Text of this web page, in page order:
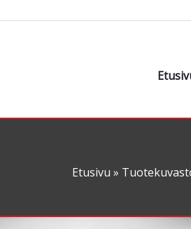
Etusivu »